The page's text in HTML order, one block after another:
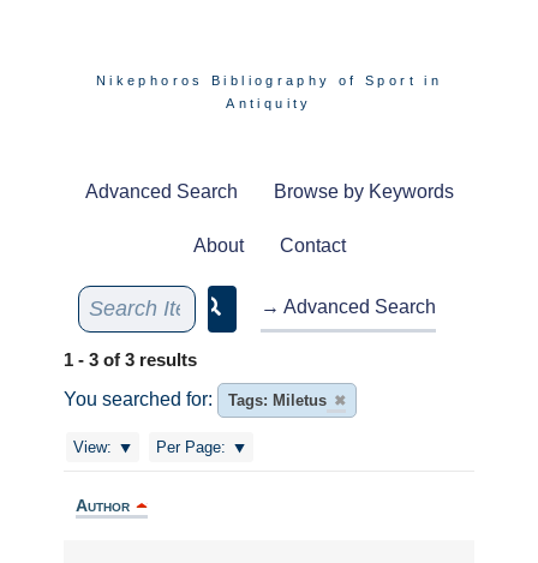
Nikephoros Bibliography of Sport in
Antiquity
Advanced Search Browse by Keywords
About Contact
→ Advanced Search
1 - 3 of 3 results
You searched for:
Tags: Miletus ✖
View: Per Page:
Author